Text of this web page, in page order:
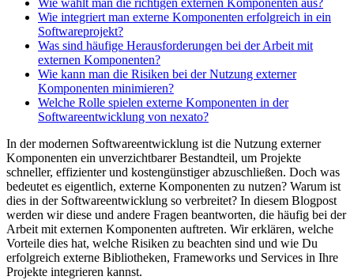
Wie wählt man die richtigen externen Komponenten aus?
Wie integriert man externe Komponenten erfolgreich in ein
Softwareprojekt?
Was sind häufige Herausforderungen bei der Arbeit mit
externen Komponenten?
Wie kann man die Risiken bei der Nutzung externer
Komponenten minimieren?
Welche Rolle spielen externe Komponenten in der
Softwareentwicklung von nexato?
In der modernen Softwareentwicklung ist die Nutzung externer
Komponenten ein unverzichtbarer Bestandteil, um Projekte
schneller, effizienter und kostengünstiger abzuschließen. Doch was
bedeutet es eigentlich, externe Komponenten zu nutzen? Warum ist
dies in der Softwareentwicklung so verbreitet? In diesem Blogpost
werden wir diese und andere Fragen beantworten, die häufig bei der
Arbeit mit externen Komponenten auftreten. Wir erklären, welche
Vorteile dies hat, welche Risiken zu beachten sind und wie Du
erfolgreich externe Bibliotheken, Frameworks und Services in Ihre
Projekte integrieren kannst.